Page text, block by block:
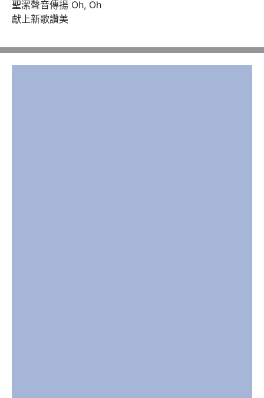
聖潔聲音傳揚 Oh, Oh
獻上新歌讚美